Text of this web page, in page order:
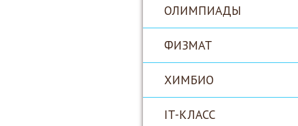
ОЛИМПИАДЫ
ФИЗМАТ
ХИМБИО
IT-КЛАСС